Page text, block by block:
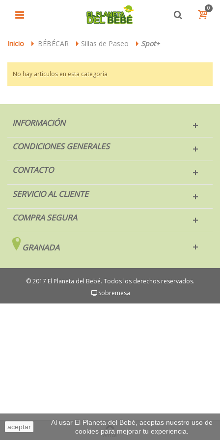
0
Inicio > BÉBÉCAR > Sillas de Paseo > Spot+
No hay artículos en esta categoría
INFORMACIÓN
CONDICIONES GENERALES
CONTACTO
SERVICIO AL CLIENTE
COMPRA SEGURA
GRANADA
aceptar
Al usar El Planeta del Bebé, aceptas nuestro uso de
cookies para mejorar tu experiencia.
© 2017 El Planeta del Bebé. Todos los derechos reservados.
Sobremesa
Arriba